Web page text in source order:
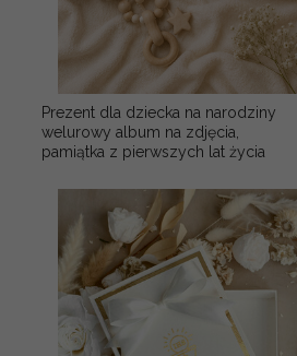
Prezent dla dziecka na narodziny
welurowy album na zdjęcia,
pamiątka z pierwszych lat życia